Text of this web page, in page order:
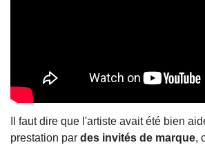
Il faut dire que l'artiste avait été bien
prestation par des invités de marque,